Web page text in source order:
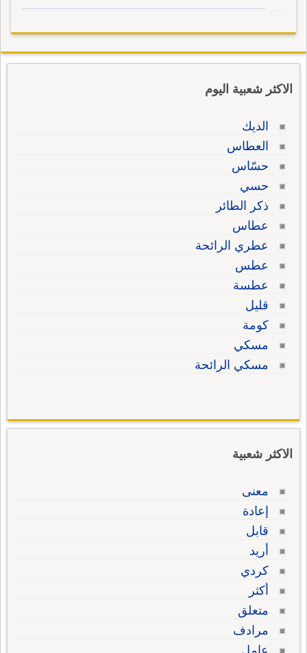
الاكثر شعبية اليوم
الديك
العطاس
حسّاس
حسي
ذكر الطائر
عطاس
عطري الرائحة
عطس
عطسة
قليل
كومة
مسكي
مسكي الرائحة
الاكثر شعبية
معنى
إعادة
قابل
أريد
كردي
أكثر
متعلق
مرادف